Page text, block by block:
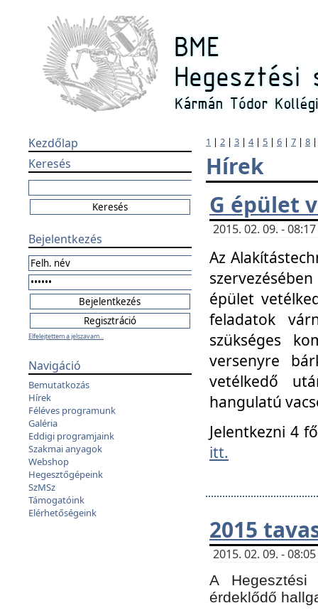
Kezdőlap
Keresés
Bejelentkezés
Elfelejtettem a jelszavam...
Navigáció
Bemutatkozás
Hírek
Féléves programunk
Galéria
Eddigi programjaink
Szakmai anyagok
Webshop
Hegesztőgépeink
SzMSz
Támogatóink
Elérhetőségeink
1 | 2 | 3 | 4| 5 | 6 | 7 | 8
Hírek
G épület
2015. 02. 09. -
Az
épület
feladatok
szükséges
versenyre
vetélkedő
hangulatú
Jelentkezni 4
itt.
2015
2015. 02. 09. -
A
érdeklődő